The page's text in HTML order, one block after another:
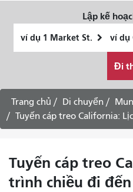
Lập kế
thúc
Đi
Trang chủ Di chuyển
Tuyến cáp treo California: Lịch
Tuyến cáp treo
trình chiều đi đến